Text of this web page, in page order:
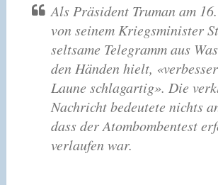
Als Präsident Truman am
von seinem Kriegsminister
seltsame Telegramm aus
den Händen hielt,
Laune schlagartig». Die
Nachricht bedeutete nichts
dass der Atombombentest
verlaufen war.